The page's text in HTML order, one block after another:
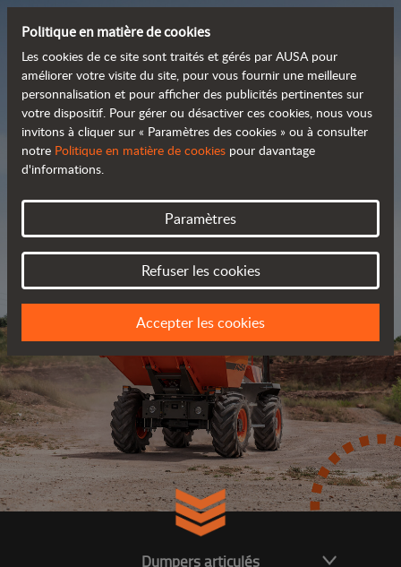
Découvrez notre large
gamme de produits
Catalogue
Dumpers articulés
Politique en matière de cookies
Les cookies de ce site sont traités et gérés par AUSA pour
améliorer votre visite du site, pour vous fournir une meilleure
personnalisation et pour afficher des publicités pertinentes sur
votre dispositif. Pour gérer ou désactiver ces cookies, nous vous
invitons à cliquer sur « Paramètres des cookies » ou à consulter
notre Politique en matière de cookies pour davantage
d'informations.
Paramètres
Refuser les cookies
Accepter les cookies